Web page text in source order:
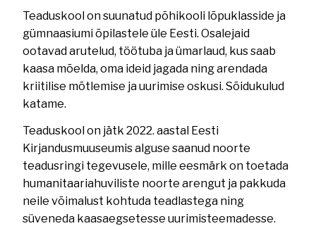
Teaduskool on suunatud põhikooli lõpuklasside ja
gümnaasiumi õpilastele üle Eesti. Osalejaid
ootavad arutelud, töötuba ja ümarlaud, kus saab
kaasa mõelda, oma ideid jagada ning arendada
kriitilise mõtlemise ja uurimise oskusi. Sõidukulud
katame.
Teaduskool on jätk 2022. aastal Eesti
Kirjandusmuuseumis alguse saanud noorte
teadusringi tegevusele, mille eesmärk on toetada
humanitaariahuviliste noorte arengut ja pakkuda
neile võimalust kohtuda teadlastega ning
süveneda kaasaegsetesse uurimisteemadesse.